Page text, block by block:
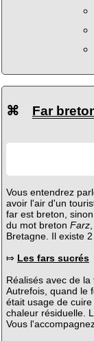
⌘ Far
Vous entendrez
avoir l'air d'un
far est breton,
du mot breton Farz
Bretagne. Il existe
⤇ Les fars sucrés
Réalisés avec de
Autrefois, quand le
était usage de
chaleur résiduelle.
Vous